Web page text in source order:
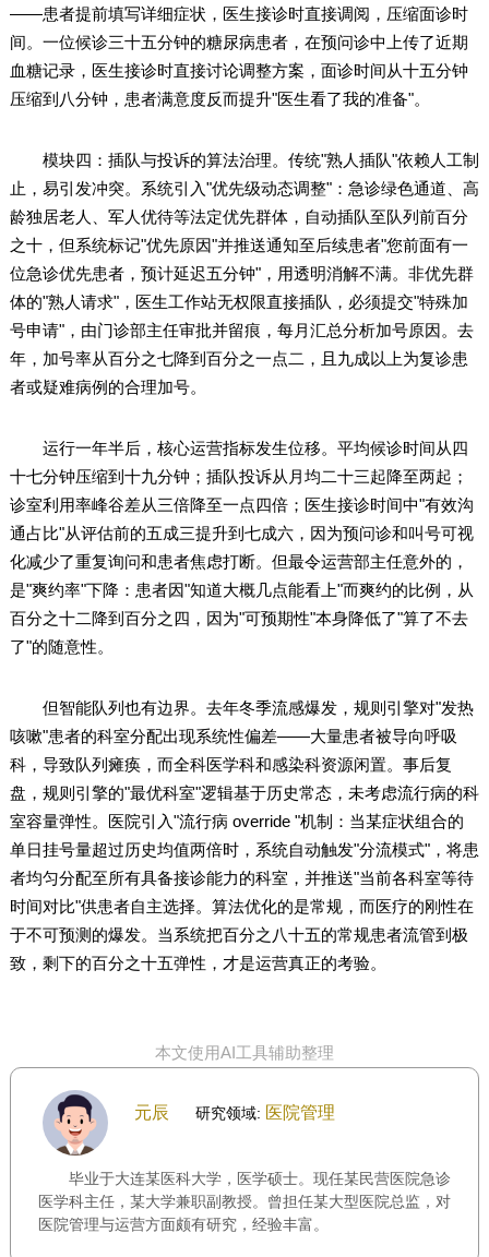
——患者提前填写详细症状，医生接诊时直接调阅，压缩面诊时
间。一位候诊三十五分钟的糖尿病患者，在预问诊中上传了近期
血糖记录，医生接诊时直接讨论调整方案，面诊时间从十五分钟
压缩到八分钟，患者满意度反而提升"医生看了我的准备"。
模块四：插队与投诉的算法治理。传统"熟人插队"依赖人工制
止，易引发冲突。系统引入"优先级动态调整"：急诊绿色通道、高
龄独居老人、军人优待等法定优先群体，自动插队至队列前百分
之十，但系统标记"优先原因"并推送通知至后续患者"您前面有一
位急诊优先患者，预计延迟五分钟"，用透明消解不满。非优先群
体的"熟人请求"，医生工作站无权限直接插队，必须提交"特殊加
号申请"，由门诊部主任审批并留痕，每月汇总分析加号原因。去
年，加号率从百分之七降到百分之一点二，且九成以上为复诊患
者或疑难病例的合理加号。
运行一年半后，核心运营指标发生位移。平均候诊时间从四
十七分钟压缩到十九分钟；插队投诉从月均二十三起降至两起；
诊室利用率峰谷差从三倍降至一点四倍；医生接诊时间中"有效沟
通占比"从评估前的五成三提升到七成六，因为预问诊和叫号可视
化减少了重复询问和患者焦虑打断。但最令运营部主任意外的，
是"爽约率"下降：患者因"知道大概几点能看上"而爽约的比例，从
百分之十二降到百分之四，因为"可预期性"本身降低了"算了不去
了"的随意性。
但智能队列也有边界。去年冬季流感爆发，规则引擎对"发热
咳嗽"患者的科室分配出现系统性偏差——大量患者被导向呼吸
科，导致队列瘫痪，而全科医学科和感染科资源闲置。事后复
盘，规则引擎的"最优科室"逻辑基于历史常态，未考虑流行病的科
室容量弹性。医院引入"流行病 override "机制：当某症状组合的
单日挂号量超过历史均值两倍时，系统自动触发"分流模式"，将患
者均匀分配至所有具备接诊能力的科室，并推送"当前各科室等待
时间对比"供患者自主选择。算法优化的是常规，而医疗的刚性在
于不可预测的爆发。当系统把百分之八十五的常规患者流管到极
致，剩下的百分之十五弹性，才是运营真正的考验。
本文使用AI工具辅助整理
元辰 研究领域: 医院管理
毕业于大连某医科大学，医学硕士。现任某民营医院急诊
医学科主任，某大学兼职副教授。曾担任某大型医院总监，对
医院管理与运营方面颇有研究，经验丰富。